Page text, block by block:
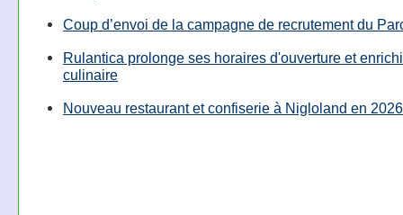
Coup d’envoi de la campagne de recrutement du
Rulantica prolonge ses horaires d'ouverture et
culinaire
Nouveau restaurant et confiserie à Nigloland en 2026